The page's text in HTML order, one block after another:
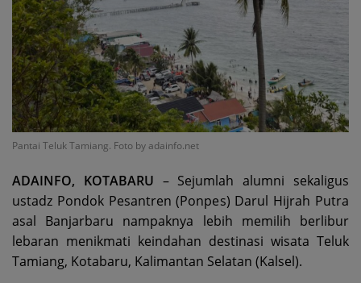
Pantai Teluk Tamiang. Foto by adainfo.net
ADAINFO, KOTABARU – Sejumlah alumni sekaligus
ustadz Pondok Pesantren (Ponpes) Darul Hijrah Putra
asal Banjarbaru nampaknya lebih memilih berlibur
lebaran menikmati keindahan destinasi wisata Teluk
Tamiang, Kotabaru, Kalimantan Selatan (Kalsel).